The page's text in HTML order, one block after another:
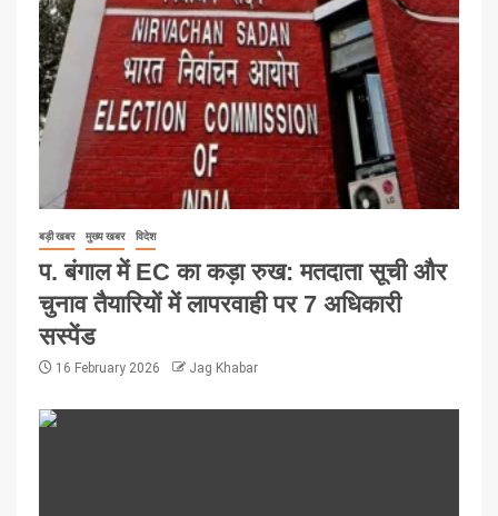
बड़ी खबर मुख्य खबर विदेश
प. बंगाल में EC का कड़ा रुख: मतदाता सूची और
चुनाव तैयारियों में लापरवाही पर 7 अधिकारी
सस्पेंड
16 February 2026 Jag Khabar